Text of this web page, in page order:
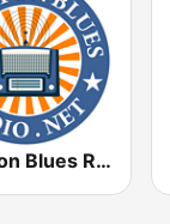
Houston Blues Radio